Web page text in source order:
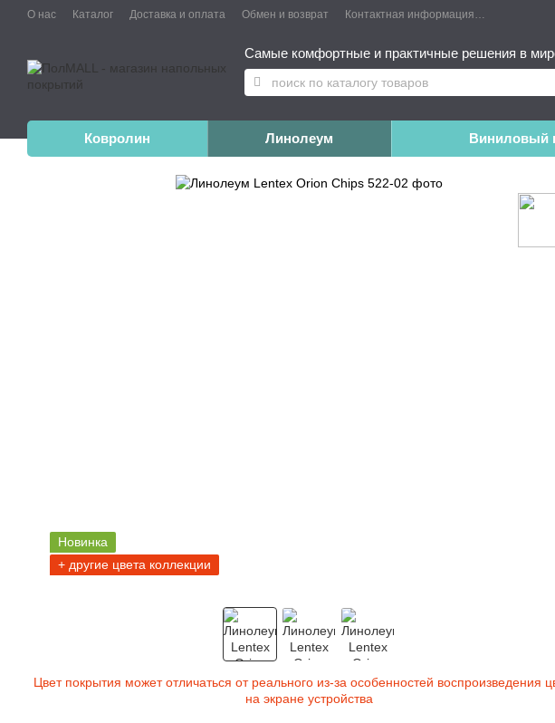
О нас Каталог Доставка и оплата Обмен и возврат Контактная информация
Самые комфортные и практичные решения в
Ковролин Линолеум Виниловый
Новинка
+ другие цвета коллекции
Цвет покрытия может отличаться от реального из-за особенностей воспроизведения
на экране устройства